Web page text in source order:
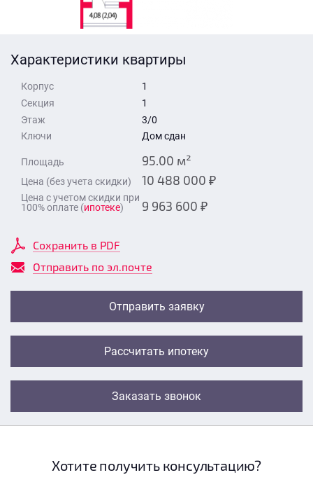
Характеристики квартиры
Корпус
1
Секция
1
Этаж
3/0
Ключи
Дом сдан
Площадь 95.00 м²
Цена (без учета скидки) 10 488 000 ₽
Цена с учетом скидки при
100% оплате (ипотеке) 9 963 600 ₽
Сохранить в PDF
Отправить по эл.почте
Отправить заявку
Рассчитать ипотеку
Заказать звонок
Отправить
Хотите получить консультацию?